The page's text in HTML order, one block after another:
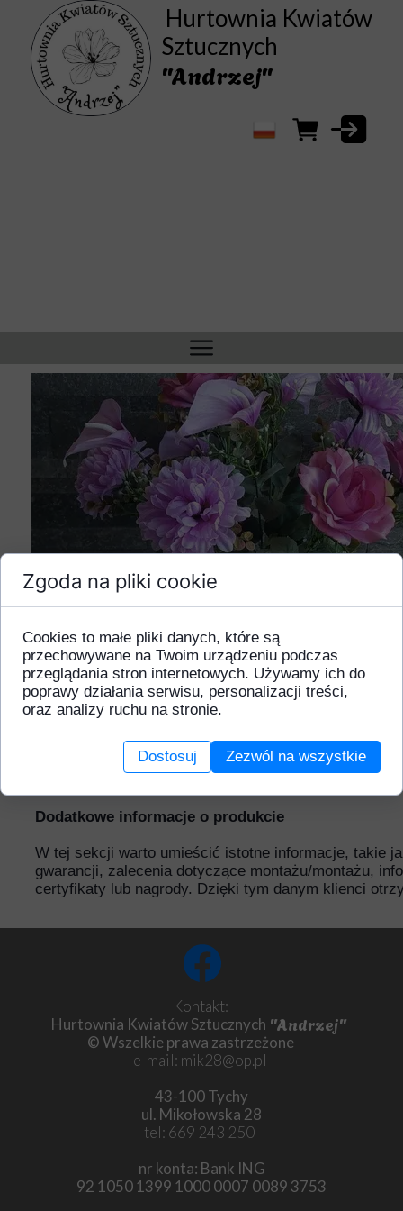
Hurtownia Kwiatów
Sztucznych
"Andrzej"
Dodatkowe informacje o produkcie
W tej sekcji warto umieścić istotne informacje, takie
gwarancji, zalecenia dotyczące montażu/montażu,
certyfikaty lub nagrody. Dzięki tym danym klienci
Kontakt:
Hurtownia Kwiatów Sztucznych "Andrzej"
© Wszelkie prawa zastrzeżone
e-mail: mik28@op.pl
43-100 Tychy
ul. Mikołowska 28
tel: 669 243 250
nr konta: Bank ING
92 1050 1399 1000 0007 0089 3753
Zgoda na pliki cookie
Cookies to małe pliki danych, które są
przechowywane na Twoim urządzeniu podczas
przeglądania stron internetowych. Używamy ich do
poprawy działania serwisu, personalizacji treści,
oraz analizy ruchu na stronie.
Dostosuj Zezwól na wszystkie